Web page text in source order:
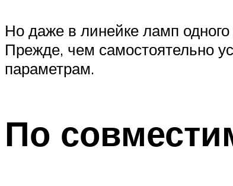
Но даже в линейке ламп
Прежде, чем самостоятельно
параметрам.
По